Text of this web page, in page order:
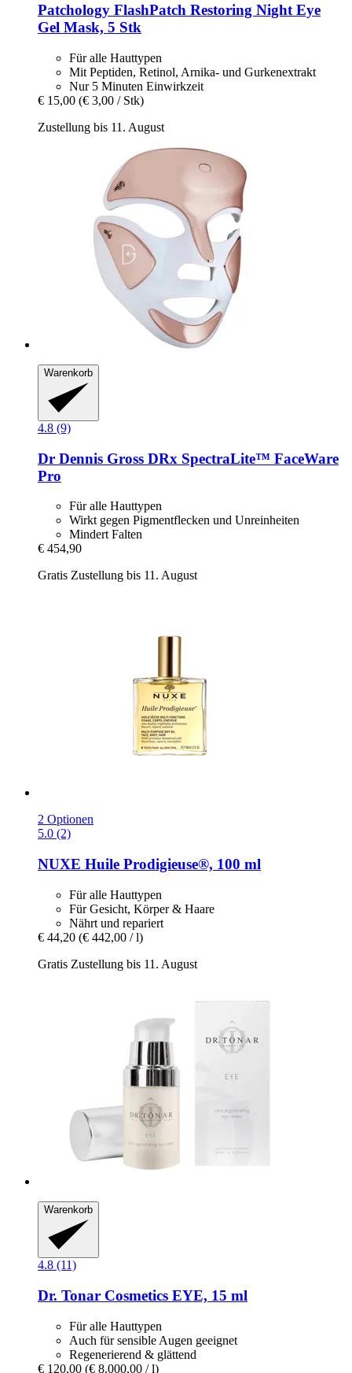
Patchology FlashPatch Restoring Night Eye
Gel Mask, 5 Stk
Für alle Hauttypen
Mit Peptiden, Retinol, Arnika- und Gurkenextrakt
Nur 5 Minuten Einwirkzeit
€ 15,00 (€ 3,00 / Stk)
Zustellung bis 11. August
Warenkorb
4.8 (9)
Dr Dennis Gross DRx SpectraLite™ FaceWare
Pro
Für alle Hauttypen
Wirkt gegen Pigmentflecken und Unreinheiten
Mindert Falten
€ 454,90
Gratis Zustellung bis 11. August
2 Optionen
5.0 (2)
NUXE Huile Prodigieuse®, 100 ml
Für alle Hauttypen
Für Gesicht, Körper & Haare
Nährt und repariert
€ 44,20 (€ 442,00 / l)
Gratis Zustellung bis 11. August
Warenkorb
4.8 (11)
Dr. Tonar Cosmetics EYE, 15 ml
Für alle Hauttypen
Auch für sensible Augen geeignet
Regenerierend & glättend
€ 120,00 (€ 8.000,00 / l)